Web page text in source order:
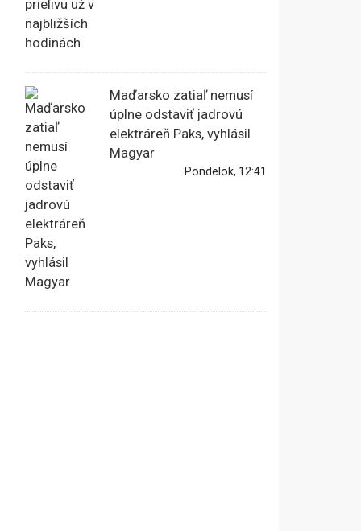
Maďarsko zatiaľ nemusí
úplne odstaviť jadrovú
elektráreň Paks, vyhlásil
Magyar
Pondelok, 12:41